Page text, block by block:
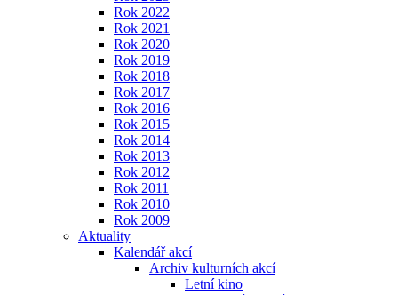
Rok 2022
Rok 2021
Rok 2020
Rok 2019
Rok 2018
Rok 2017
Rok 2016
Rok 2015
Rok 2014
Rok 2013
Rok 2012
Rok 2011
Rok 2010
Rok 2009
Aktuality
Kalendář akcí
Archiv kulturních akcí
Letní kino